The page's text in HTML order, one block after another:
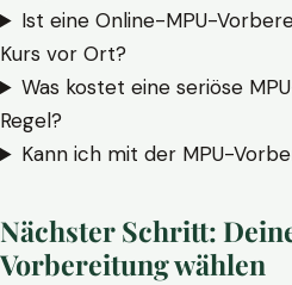
Ist eine Online-MPU-
Kurs vor Ort?
Was kostet eine seriöse
Regel?
Kann ich mit der MPU-
Nächster Schritt:
Vorbereitung wählen